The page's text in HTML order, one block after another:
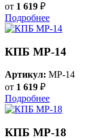
от 1 619 ₽
Подробнее
КПБ MP-14
Артикул: MP-14
от 1 619 ₽
Подробнее
КПБ MP-18